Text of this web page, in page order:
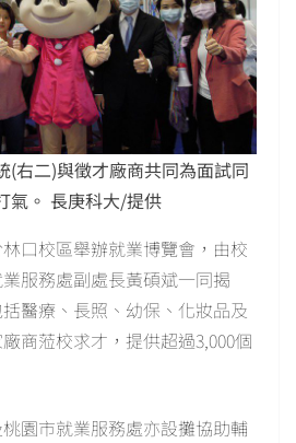
(右二)與徵才廠商共同為面試同
氣。 長庚科大/提供
口校區舉辦就業博覽會，由校
服務處副處長黃碩斌一同揭
醫療、長照、幼保、化妝品及
商蒞校求才，提供超過3,000個
園市就業服務處亦設攤協助輔